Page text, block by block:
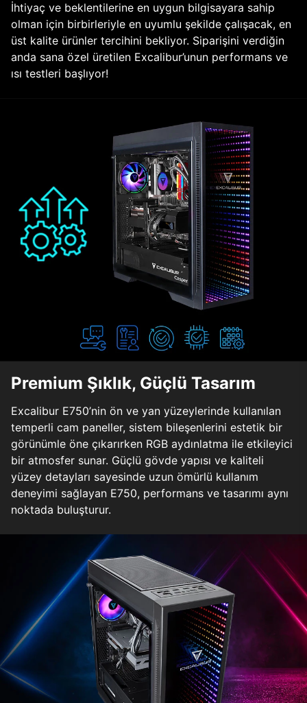
İhtiyaç ve beklentilerine en uygun bilgisayara sahip
olman için birbirleriyle en uyumlu şekilde çalışacak, en
üst kalite ürünler tercihini bekliyor. Siparişini verdiğin
anda sana özel üretilen Excalibur’unun performans ve
ısı testleri başlıyor!
Premium Şıklık, Güçlü Tasarım
Excalibur E750’nin ön ve yan yüzeylerinde kullanılan
temperli cam paneller, sistem bileşenlerini estetik bir
görünümle öne çıkarırken RGB aydınlatma ile etkileyici
bir atmosfer sunar. Güçlü gövde yapısı ve kaliteli
yüzey detayları sayesinde uzun ömürlü kullanım
deneyimi sağlayan E750, performans ve tasarımı aynı
noktada buluşturur.